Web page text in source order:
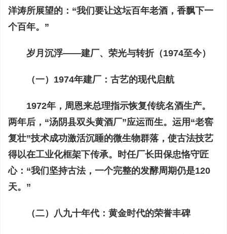
洋涛所展望的：“我们要让这坛百年老酒，香飘下一
个百年。”
岁月沉浮——建厂、荣光与转折（1974至今）
（一）1974年建厂：古艺的现代启航
1972年，周恩来总理指示恢复传统名酒生产。
两年后，“汤阴县双头黄酒厂”应运而生。运用“老窖
复壮”技术成功激活沉睡的微生物群落，使古法技艺
得以在工业化框架下传承。时任厂长田保忠恪守匠
心：“我们坚持古法，一个完整的发酵周期仍是120
天。”
（二）八九十年代：黄金时代的荣誉丰碑